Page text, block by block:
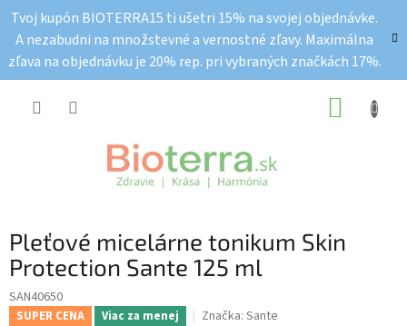
obsah
Tvoj kupón BIOTERRA15 ti ušetri 15% na svojej objednávke.
A nezabudni na množstevné a vernostné zľavy. Maximálna
zľava na objednávku je 20% rep. pri vybraných značkách 17%.
Pleťové micelárne tonikum Skin
Protection Sante 125 ml
SAN40650
SUPER CENA Viac za menej Značka: Sante